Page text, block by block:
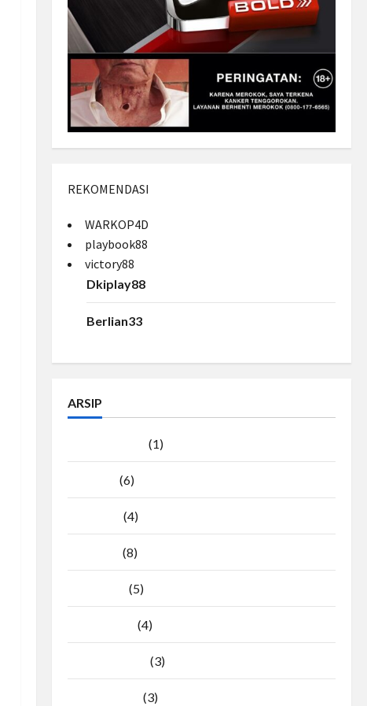
REKOMENDASI
WARKOP4D
playbook88
victory88
Dkiplay88
Berlian33
ARSIP
(1)
(6)
(4)
(8)
(5)
(4)
(3)
(3)